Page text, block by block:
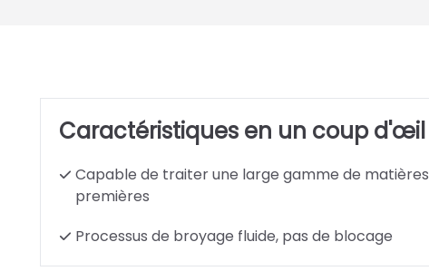
Caractéristiques en un coup d'œil
Capable de traiter une large gamme de matières
premières
Processus de broyage fluide, pas de blocage